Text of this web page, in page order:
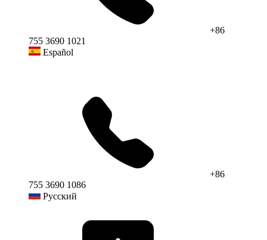
+86
755 3690 1021
Español
+86
755 3690 1086
Русский